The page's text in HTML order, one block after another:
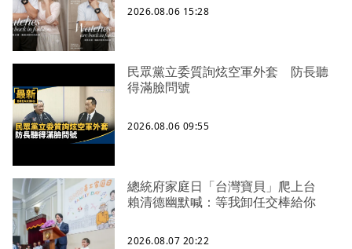
2026.08.06 15:28
民眾黨立委質詢炫空軍外套 防長聽
得滿臉問號
2026.08.06 09:55
總統府家庭日「台灣寶貝」爬上台
賴清德幽默喊：等我卸任交棒給你
2026.08.07 20:22